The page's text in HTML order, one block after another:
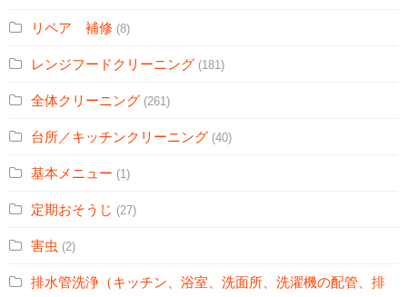
リペア 補修 (8)
レンジフードクリーニング (181)
全体クリーニング (261)
台所／キッチンクリーニング (40)
基本メニュー (1)
定期おそうじ (27)
害虫 (2)
排水管洗浄（キッチン、浴室、洗面所、洗濯機の配管、排